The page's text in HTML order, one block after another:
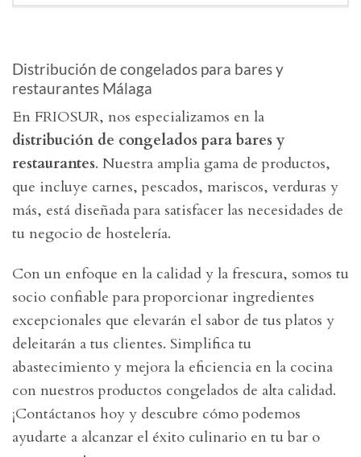
Distribución de congelados para bares y
restaurantes Málaga
En FRIOSUR, nos especializamos en la
distribución de congelados para bares y
restaurantes. Nuestra amplia gama de productos,
que incluye carnes, pescados, mariscos, verduras y
más, está diseñada para satisfacer las necesidades de
tu negocio de hostelería.
Con un enfoque en la calidad y la frescura, somos tu
socio confiable para proporcionar ingredientes
excepcionales que elevarán el sabor de tus platos y
deleitarán a tus clientes. Simplifica tu
abastecimiento y mejora la eficiencia en la cocina
con nuestros productos congelados de alta calidad.
¡Contáctanos hoy y descubre cómo podemos
ayudarte a alcanzar el éxito culinario en tu bar o